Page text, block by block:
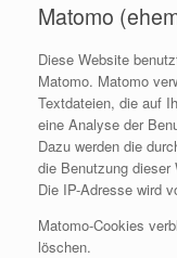
Matomo
Diese Website
Matomo. Matomo
Textdateien, die auf
eine Analyse der
Dazu werden die
die Benutzung
Die IP-Adresse wird
Matomo-Cookies
löschen.